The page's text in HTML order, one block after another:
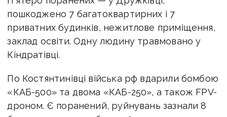
пошкоджено 7 багатоквартирних і 7
приватних будинків, нежитлове приміщення,
заклад освіти. Одну людину травмовано у
Кіндратівці.
По Костянтинівці війська рф вдарили бомбою
«КАБ-500» та двома «КАБ-250», а також FPV-
дроном. Є поранений, руйнувань зазнали 8